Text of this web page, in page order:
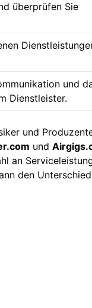
überprüfen Sie
und
Dienstleister.
und
und
an
den Unterschied